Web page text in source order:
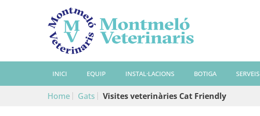
INICI EQUIP INSTAL·LACIONS BOTIGA SERVEIS
Home Gats Visites veterinàries Cat Friendly